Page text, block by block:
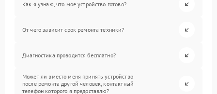
Как я узнаю, что мое устройство готово?
От чего зависит срок ремонта техники?
Диагностика проводится бесплатно?
Может ли вместо меня принять устройство
после ремонта другой человек, контактный
телефон которого я предоставлю?